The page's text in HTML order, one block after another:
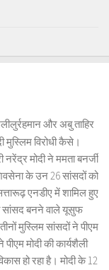
और अबु ताहिर
मुस्लिम विरोधी कैसे।
मोदी ने ममता बनर्जी
के उन 26 सांसदों को
एनडीए में शामिल हुए
सांसद बनने वाले यूसुफ
मुस्लिम सांसदों ने पीएम
मोदी की कार्यशैली
हो रहा है। मोदी के 12